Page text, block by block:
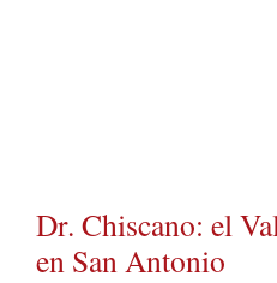
Dr. Chiscano: el
en San Antonio